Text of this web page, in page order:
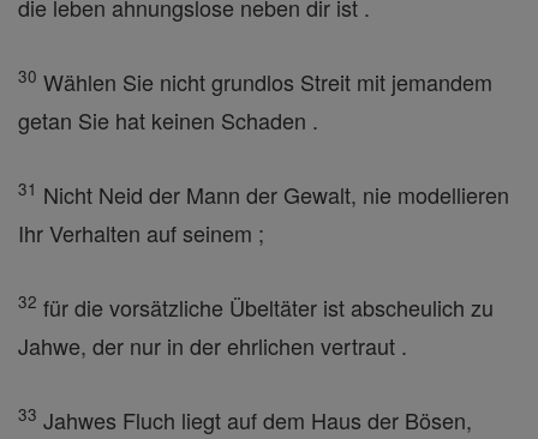
die leben ahnungslose neben dir ist .
30 Wählen Sie nicht grundlos Streit mit jemandem
getan Sie hat keinen Schaden .
31 Nicht Neid der Mann der Gewalt, nie modellieren
Ihr Verhalten auf seinem ;
32 für die vorsätzliche Übeltäter ist abscheulich zu
Jahwe, der nur in der ehrlichen vertraut .
33 Jahwes Fluch liegt auf dem Haus der Bösen,